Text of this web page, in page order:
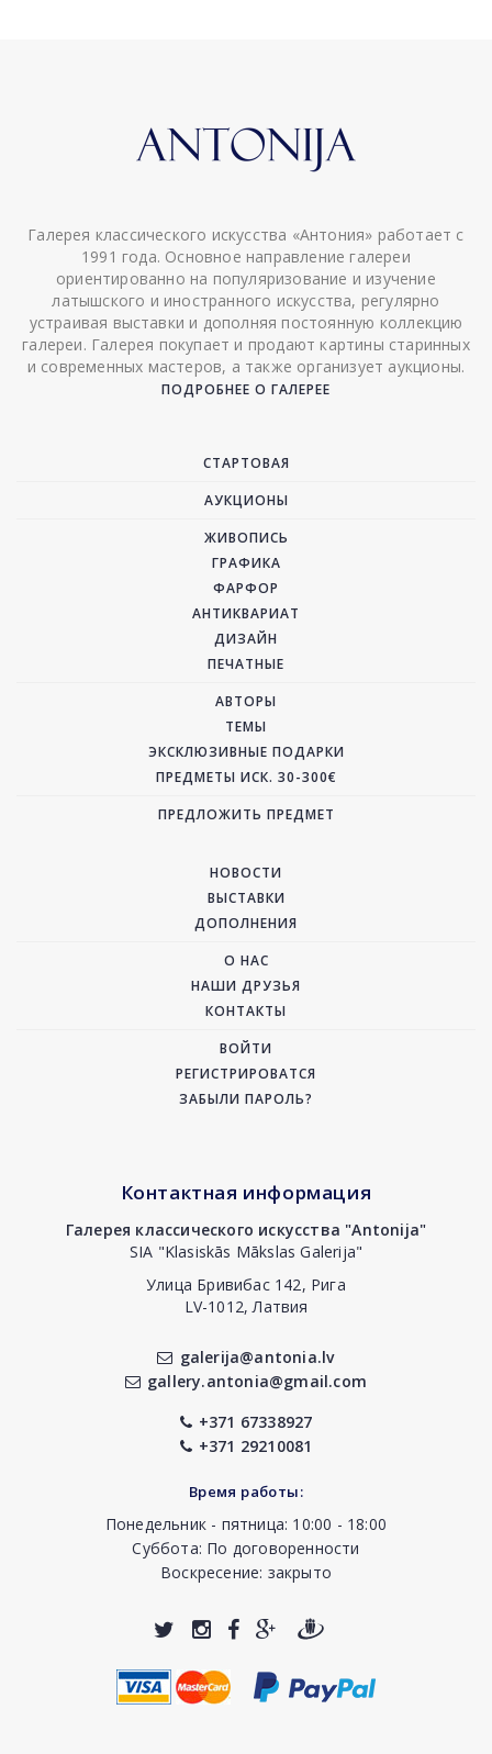
Галерея классического искусства «Антония» работает с
1991 года. Основное направление галереи
ориентированно на популяризование и изучение
латышского и иностранного искусства, регулярно
устраивая выставки и дополняя постоянную коллекцию
галереи. Галерея покупает и продают картины старинных
и современных мастеров, а также организует аукционы.
ПОДРОБНЕЕ О ГАЛЕРЕЕ
СТАРТОВАЯ
АУКЦИОНЫ
ЖИВОПИСЬ
ГРАФИКА
ФАРФОР
АНТИКВАРИАТ
ДИЗАЙН
ПЕЧАТНЫЕ
АВТОРЫ
ТЕМЫ
ЭКСКЛЮЗИВНЫЕ ПОДАРКИ
ПРЕДМЕТЫ ИСК. 30-300€
ПРЕДЛОЖИТЬ ПРЕДМЕТ
НОВОСТИ
ВЫСТАВКИ
ДОПОЛНЕНИЯ
О НАС
НАШИ ДРУЗЬЯ
КОНТАКТЫ
ВОЙТИ
РЕГИСТРИРОВАТСЯ
ЗАБЫЛИ ПАРОЛЬ?
Контактная информация
Галерея классического искусства "Antonija"
SIA "Klasiskās Mākslas Galerija"
Улица Бривибас 142, Рига
LV-1012, Латвия
galerija@antonia.lv
gallery.antonia@gmail.com
+371 67338927
+371 29210081
Время работы:
Понедельник - пятница: 10:00 - 18:00
Суббота: По договоренности
Воскресение: закрыто